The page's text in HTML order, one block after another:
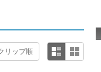
リップ順